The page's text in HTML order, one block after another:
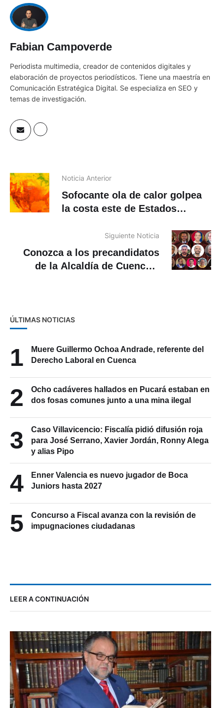
Fabian Campoverde
Periodista multimedia, creador de contenidos digitales y
elaboración de proyectos periodísticos. Tiene una maestría en
Comunicación Estratégica Digital. Se especializa en SEO y
temas de investigación.
Noticia Anterior
Sofocante ola de calor golpea
la costa este de Estados
Siguiente Noticia
Conozca a los precandidatos
de la Alcaldía de Cuenca y
ÚLTIMAS NOTICIAS
1
Muere Guillermo Ochoa Andrade, referente del
Derecho Laboral en Cuenca
2
Ocho cadáveres hallados en Pucará estaban en
dos fosas comunes junto a una mina ilegal
3
Caso Villavicencio: Fiscalía pidió difusión roja
para José Serrano, Xavier Jordán, Ronny Alega
y alias Pipo
4
Enner Valencia es nuevo jugador de Boca
Juniors hasta 2027
5
Concurso a Fiscal avanza con la revisión de
impugnaciones ciudadanas
LEER A CONTINUACIÓN